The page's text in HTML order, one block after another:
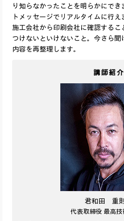
り知らなかったことを明らかにで
トメッセージでリアルタイムに行え
施工会社から印刷会社に確認する
つけないといけないこと。今さら
内容を再整理します。
講師紹介
君和田 重
代表取締役 最高